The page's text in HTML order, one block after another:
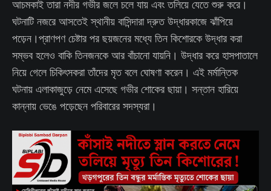
আচমকাই তারা নদীর গভীর জলে চলে যায় এবং তলিয়ে যেতে শুরু করে।
ঘটনাটি নজরে আসতেই স্থানীয় বাসিন্দারা দ্রুত উদ্ধারকাজে ঝাঁপিয়ে
পড়েন।প্রাণপণ চেষ্টার পর ছয়জনের মধ্যে তিন কিশোরকে উদ্ধার করা
সম্ভব হলেও বাকি তিনজনকে আর বাঁচানো যায়নি। উদ্ধার করে হাসপাতালে
নিয়ে গেলে চিকিৎসকরা তাঁদের মৃত বলে ঘোষণা করেন। এই মর্মান্তিক
ঘটনায় এলাকাজুড়ে নেমে এসেছে গভীর শোকের ছায়া। সন্তান হারিয়ে
কান্নায় ভেঙে পড়েছেন পরিবারের সদস্যরা।